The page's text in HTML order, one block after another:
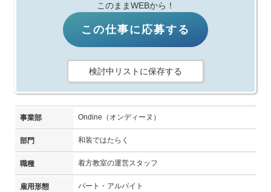
このままWEBから！
この仕事に応募する
検討中リストに保存する
事業部 Ondine（オンディーヌ）
部門 和装ではたらく
職種 着方教室の運営スタッフ
雇用形態 パート・アルバイト